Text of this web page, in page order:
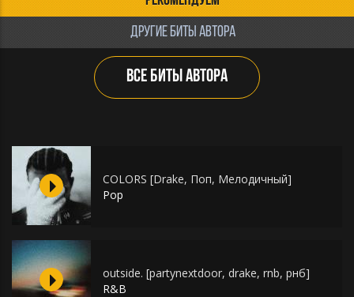
ДРУГИЕ БИТЫ АВТОРА
ВСЕ БИТЫ АВТОРА
COLORS [Drake, Поп, Мелодичный]
Pop
outside. [partynextdoor, drake, rnb, рнб]
R&B